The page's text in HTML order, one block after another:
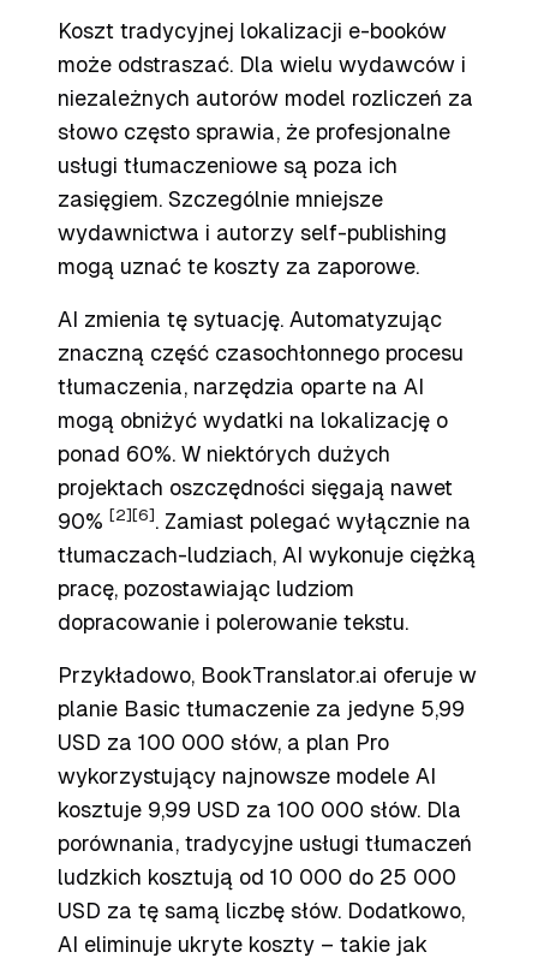
Koszt tradycyjnej lokalizacji e-booków
może odstraszać. Dla wielu wydawców i
niezależnych autorów model rozliczeń za
słowo często sprawia, że profesjonalne
usługi tłumaczeniowe są poza ich
zasięgiem. Szczególnie mniejsze
wydawnictwa i autorzy self-publishing
mogą uznać te koszty za zaporowe.
AI zmienia tę sytuację. Automatyzując
znaczną część czasochłonnego procesu
tłumaczenia, narzędzia oparte na AI
mogą obniżyć wydatki na lokalizację o
ponad 60%. W niektórych dużych
projektach oszczędności sięgają nawet
90% [2] [6] . Zamiast polegać wyłącznie na
tłumaczach-ludziach, AI wykonuje ciężką
pracę, pozostawiając ludziom
dopracowanie i polerowanie tekstu.
Przykładowo, BookTranslator.ai oferuje w
planie Basic tłumaczenie za jedyne 5,99
USD za 100 000 słów, a plan Pro
wykorzystujący najnowsze modele AI
kosztuje 9,99 USD za 100 000 słów. Dla
porównania, tradycyjne usługi tłumaczeń
ludzkich kosztują od 10 000 do 25 000
USD za tę samą liczbę słów. Dodatkowo,
AI eliminuje ukryte koszty – takie jak